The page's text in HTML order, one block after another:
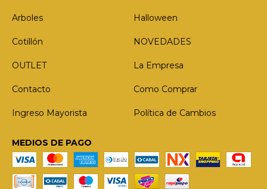
Arboles Halloween
Cotillón NOVEDADES
OUTLET La Empresa
Contacto Como Comprar
Ingreso Mayorista Política de Cambios
MEDIOS DE PAGO